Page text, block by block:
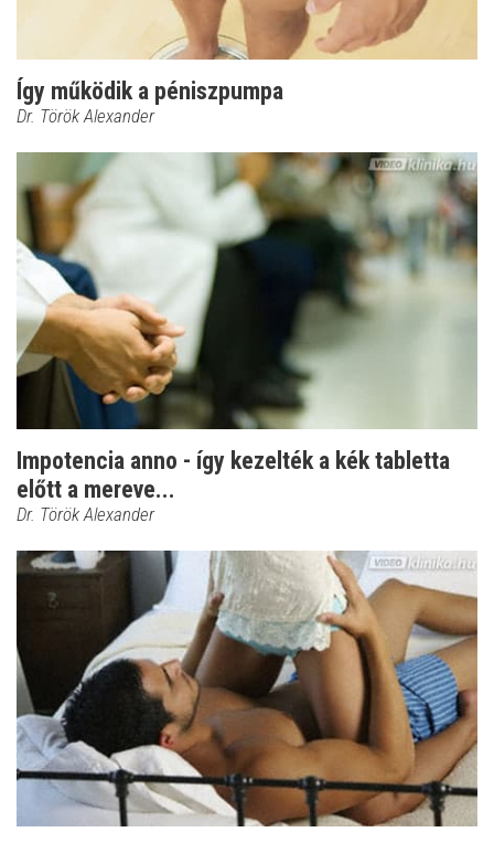
Így működik a péniszpumpa
Dr. Török Alexander
Impotencia anno - így kezelték a kék tabletta
előtt a mereve...
Dr. Török Alexander